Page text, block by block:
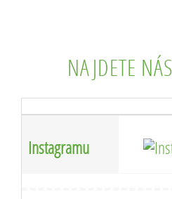
NAJDETE
Instagramu